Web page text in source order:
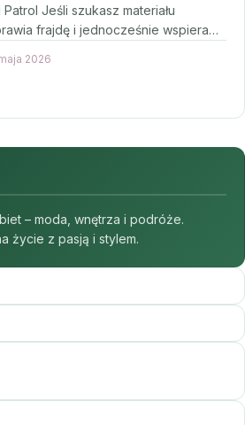
Jeśli szukasz materiału
frajdę i jednocześnie wspiera
2026
– moda, wnętrza i podróże.
życie z pasją i stylem.